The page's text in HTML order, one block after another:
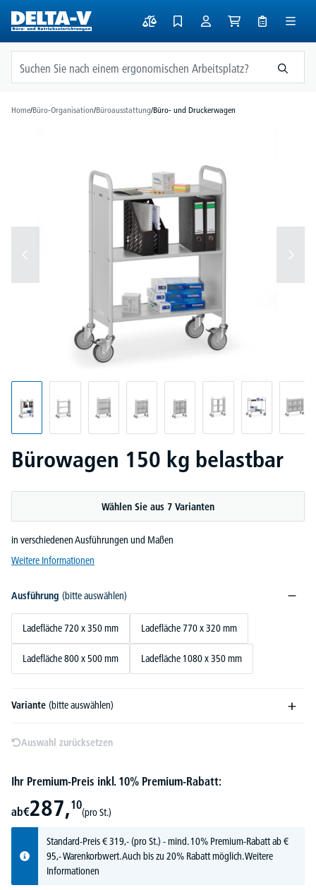
springen
Home/Büro-Organisation/Büroausstattung/Büro- und Druckerwagen
Bürowagen 150 kg belastbar
Wählen Sie aus 7 Varianten
in verschiedenen Ausführungen und Maßen
Weitere Informationen
Ausführung (bitte auswählen)
Ladefläche 720 x 350 mm Ladefläche 770 x 320 mm
Ladefläche 800 x 500 mm Ladefläche 1080 x 350 mm
Variante (bitte auswählen)
Auswahl zurücksetzen
Ihr Premium-Preis inkl. 10% Premium-Rabatt:
ab€287,10
(pro St.)
Standard-Preis€319,-(pro St.) - mind. 10% Premium-Rabatt ab €
95,- Warenkorbwert. Auch bis zu 20% Rabatt möglich.Weitere
Informationen